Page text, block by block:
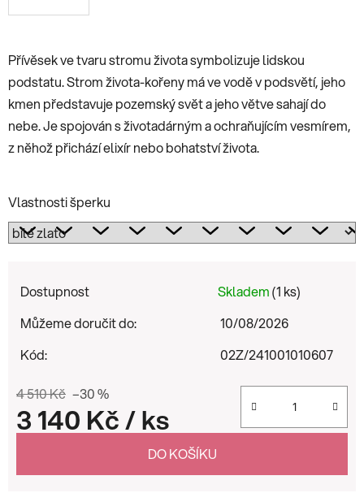
Přívěsek ve tvaru stromu života symbolizuje lidskou
podstatu. Strom života-kořeny má ve vodě v podsvětí, jeho
kmen představuje pozemský svět a jeho větve sahají do
nebe. Je spojován s životadárným a ochraňujícím vesmírem,
z něhož přichází elixír nebo bohatství života.
Vlastnosti šperku
Dostupnost Skladem(1 ks)
Můžeme doručit do:
10/08/2026
Kód:
02Z/241001010607
4 510 Kč –30 %
3 140 Kč/ ks
DO KOŠÍKU